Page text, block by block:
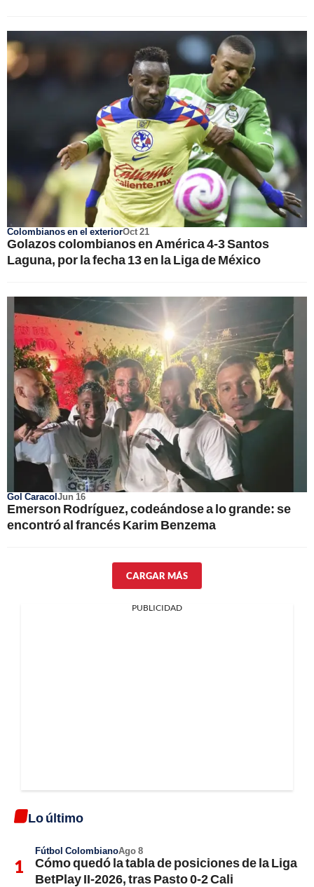
Colombianos en el exteriorOct 21
Golazos colombianos en América 4-3 Santos
Laguna, por la fecha 13 en la Liga de México
Gol CaracolJun 16
Emerson Rodríguez, codeándose a lo grande: se
encontró al francés Karim Benzema
CARGAR MÁS
PUBLICIDAD
Lo último
Fútbol ColombianoAgo 8
Cómo quedó la tabla de posiciones de la Liga
BetPlay II-2026, tras Pasto 0-2 Cali